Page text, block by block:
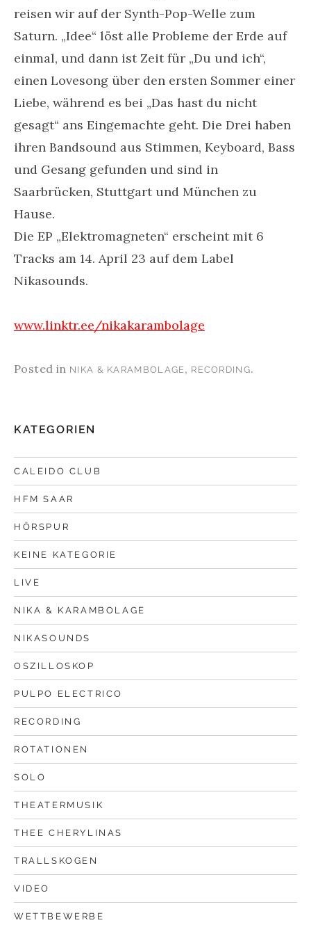
reisen wir auf der Synth-Pop-Welle zum
Saturn. „Idee“ löst alle Probleme der Erde auf
einmal, und dann ist Zeit für „Du und ich“,
einen Lovesong über den ersten Sommer einer
Liebe, während es bei „Das hast du nicht
gesagt“ ans Eingemachte geht. Die Drei haben
ihren Bandsound aus Stimmen, Keyboard, Bass
und Gesang gefunden und sind in
Saarbrücken, Stuttgart und München zu
Hause.
Die EP „Elektromagneten“ erscheint mit 6
Tracks am 14. April 23 auf dem Label
Nikasounds.
www.linktr.ee/nikakarambolage
Posted in NIKA & KARAMBOLAGE, RECORDING.
KATEGORIEN
CALEIDO CLUB
HFM SAAR
HÖRSPUR
KEINE KATEGORIE
LIVE
NIKA & KARAMBOLAGE
NIKASOUNDS
OSZILLOSKOP
PULPO ELECTRICO
RECORDING
ROTATIONEN
SOLO
THEATERMUSIK
THEE CHERYLINAS
TRALLSKOGEN
VIDEO
WETTBEWERBE